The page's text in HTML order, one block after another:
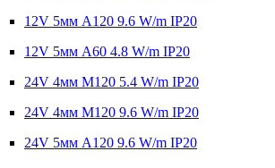
12V 5мм A120 9.6 W/m IP20
12V 5мм A60 4.8 W/m IP20
24V 4мм M120 5.4 W/m IP20
24V 4мм M120 9.6 W/m IP20
24V 5мм A120 9.6 W/m IP20